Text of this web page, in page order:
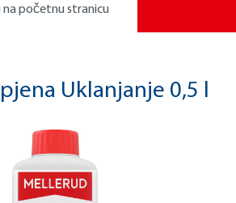
Uklanjanje 0,5 l